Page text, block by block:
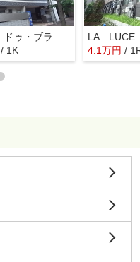
/ 1K 4.1万円 /